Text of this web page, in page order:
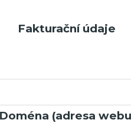
Fakturační údaje
Doména (adresa